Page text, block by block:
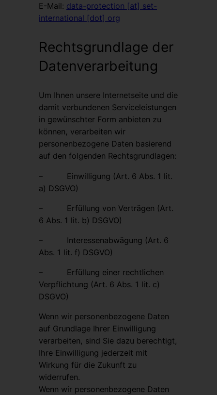
E-Mail: data-protection [at] set-
international [dot] org
Rechtsgrundlage der
Datenverarbeitung
Um Ihnen unsere Internetseite und die
damit verbundenen Serviceleistungen
in gewünschter Form anbieten zu
können, verarbeiten wir
personenbezogene Daten basierend
auf den folgenden Rechtsgrundlagen:
– Einwilligung (Art. 6 Abs. 1 lit.
a) DSGVO)
– Erfüllung von Verträgen (Art.
6 Abs. 1 lit. b) DSGVO)
– Interessenabwägung (Art. 6
Abs. 1 lit. f) DSGVO)
– Erfüllung einer rechtlichen
Verpflichtung (Art. 6 Abs. 1 lit. c)
DSGVO)
Wenn wir personenbezogene Daten
auf Grundlage Ihrer Einwilligung
verarbeiten, sind Sie dazu berechtigt,
Ihre Einwilligung jederzeit mit
Wirkung für die Zukunft zu
widerrufen.
Wenn wir personenbezogene Daten